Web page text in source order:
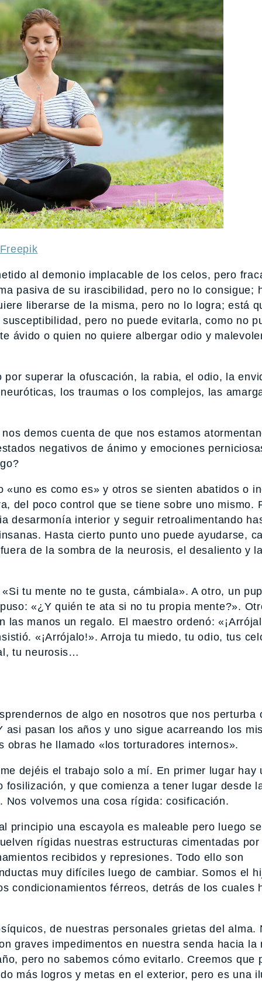
al demonio implacable de los celos, pero
pasiva de su irascibilidad, pero no lo consigue;
liberarse de la misma, pero no lo logra; está
pero no puede evitarla, como no
ávido o quien no quiere albergar odio y
superar la ofuscación, la rabia, el odio, la
los traumas o los complejos, las
demos cuenta de que nos estamos
negativos de ánimo y emociones
es como es» y otros se sienten abatidos o
del poco control que se tiene sobre uno mismo.
desarmonía interior y seguir retroalimentando
Hasta cierto punto uno puede ayudarse,
de la sombra de la neurosis, el desaliento y
tu mente no te gusta, cámbiala». A otro, un
«¿Y quién te ata si no tu propia mente?».
manos un regalo. El maestro ordenó:
«¡Arrójalo!». Arroja tu miedo, tu odio, tus
tu neurosis…
de algo en nosotros que nos perturba
pasan los años y uno sigue acarreando los
obras he llamado «los torturadores internos».
dejéis el trabajo solo a mí. En primer lugar hay
y que comienza a tener lugar desde
volvemos una cosa rígida: cosificación.
principio una escayola es maleable pero luego
rígidas nuestras estructuras cimentadas
recibidos y represiones. Todo ello son
muy difíciles luego de cambiar. Somos el
condicionamientos férreos, detrás de los cuales
de nuestras personales grietas del alma.
graves impedimentos en nuestra senda hacia la
pero no sabemos cómo evitarlo. Creemos que
más logros y metas en el exterior, pero es una